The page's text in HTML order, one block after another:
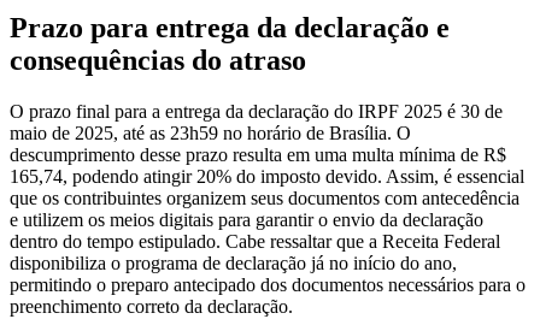
Prazo para entrega da declaração e
consequências do atraso
O prazo final para a entrega da declaração do IRPF 2025 é 30 de
maio de 2025, até as 23h59 no horário de Brasília. O
descumprimento desse prazo resulta em uma multa mínima de R$
165,74, podendo atingir 20% do imposto devido. Assim, é essencial
que os contribuintes organizem seus documentos com antecedência
e utilizem os meios digitais para garantir o envio da declaração
dentro do tempo estipulado. Cabe ressaltar que a Receita Federal
disponibiliza o programa de declaração já no início do ano,
permitindo o preparo antecipado dos documentos necessários para o
preenchimento correto da declaração.